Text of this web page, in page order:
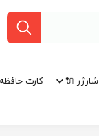
شارژر 🔌 کارت